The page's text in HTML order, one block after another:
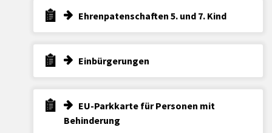
Ehrenpatenschaften 5. und 7. Kind
Einbürgerungen
EU-Parkkarte für Personen mit
Behinderung